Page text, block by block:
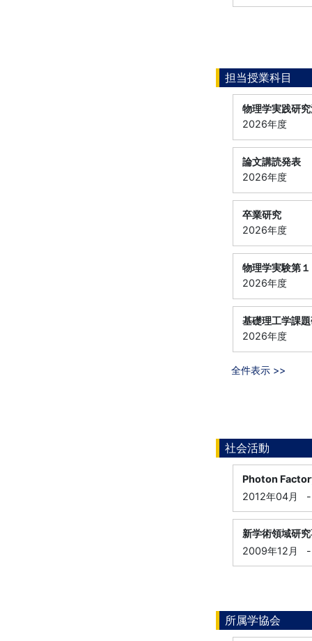
担当授業科目
物理学実践研
2026年度
論文講読発表
2026年度
卒業研究
2026年度
物理学実験第１
2026年度
基礎理工学課
2026年度
全件表示 >>
社会活動
Photon
2012年04月
-
新学術領域研
2009年12月
-
所属学協会